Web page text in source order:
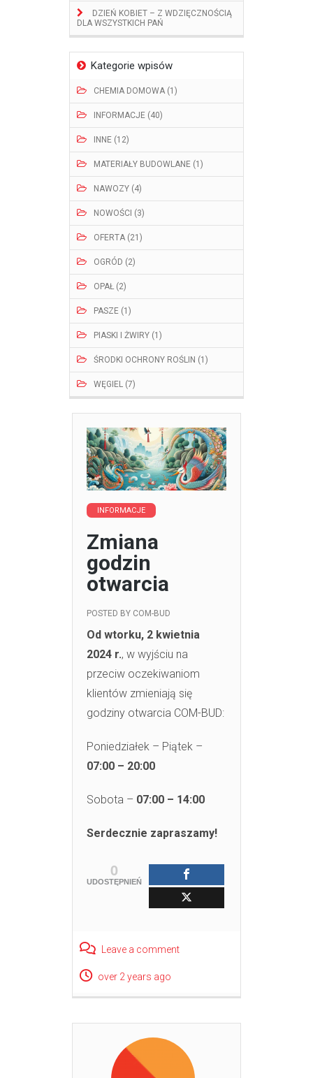
DZIEŃ KOBIET – Z WDZIĘCZNOŚCIĄ
DLA WSZYSTKICH PAŃ
Kategorie wpisów
CHEMIA DOMOWA (1)
INFORMACJE (40)
INNE (12)
MATERIAŁY BUDOWLANE (1)
NAWOZY (4)
NOWOŚCI (3)
OFERTA (21)
OGRÓD (2)
OPAŁ (2)
PASZE (1)
PIASKI I ŻWIRY (1)
ŚRODKI OCHRONY ROŚLIN (1)
WĘGIEL (7)
INFORMACJE
Zmiana
godzin
otwarcia
POSTED BY COM-BUD
Od wtorku, 2 kwietnia
2024 r., w wyjściu na
przeciw oczekiwaniom
klientów zmieniają się
godziny otwarcia COM-BUD:
Poniedziałek – Piątek –
07:00 – 20:00
Sobota – 07:00 – 14:00
Serdecznie zapraszamy!
0
UDOSTĘPNIEŃ
Leave a comment
over 2 years ago